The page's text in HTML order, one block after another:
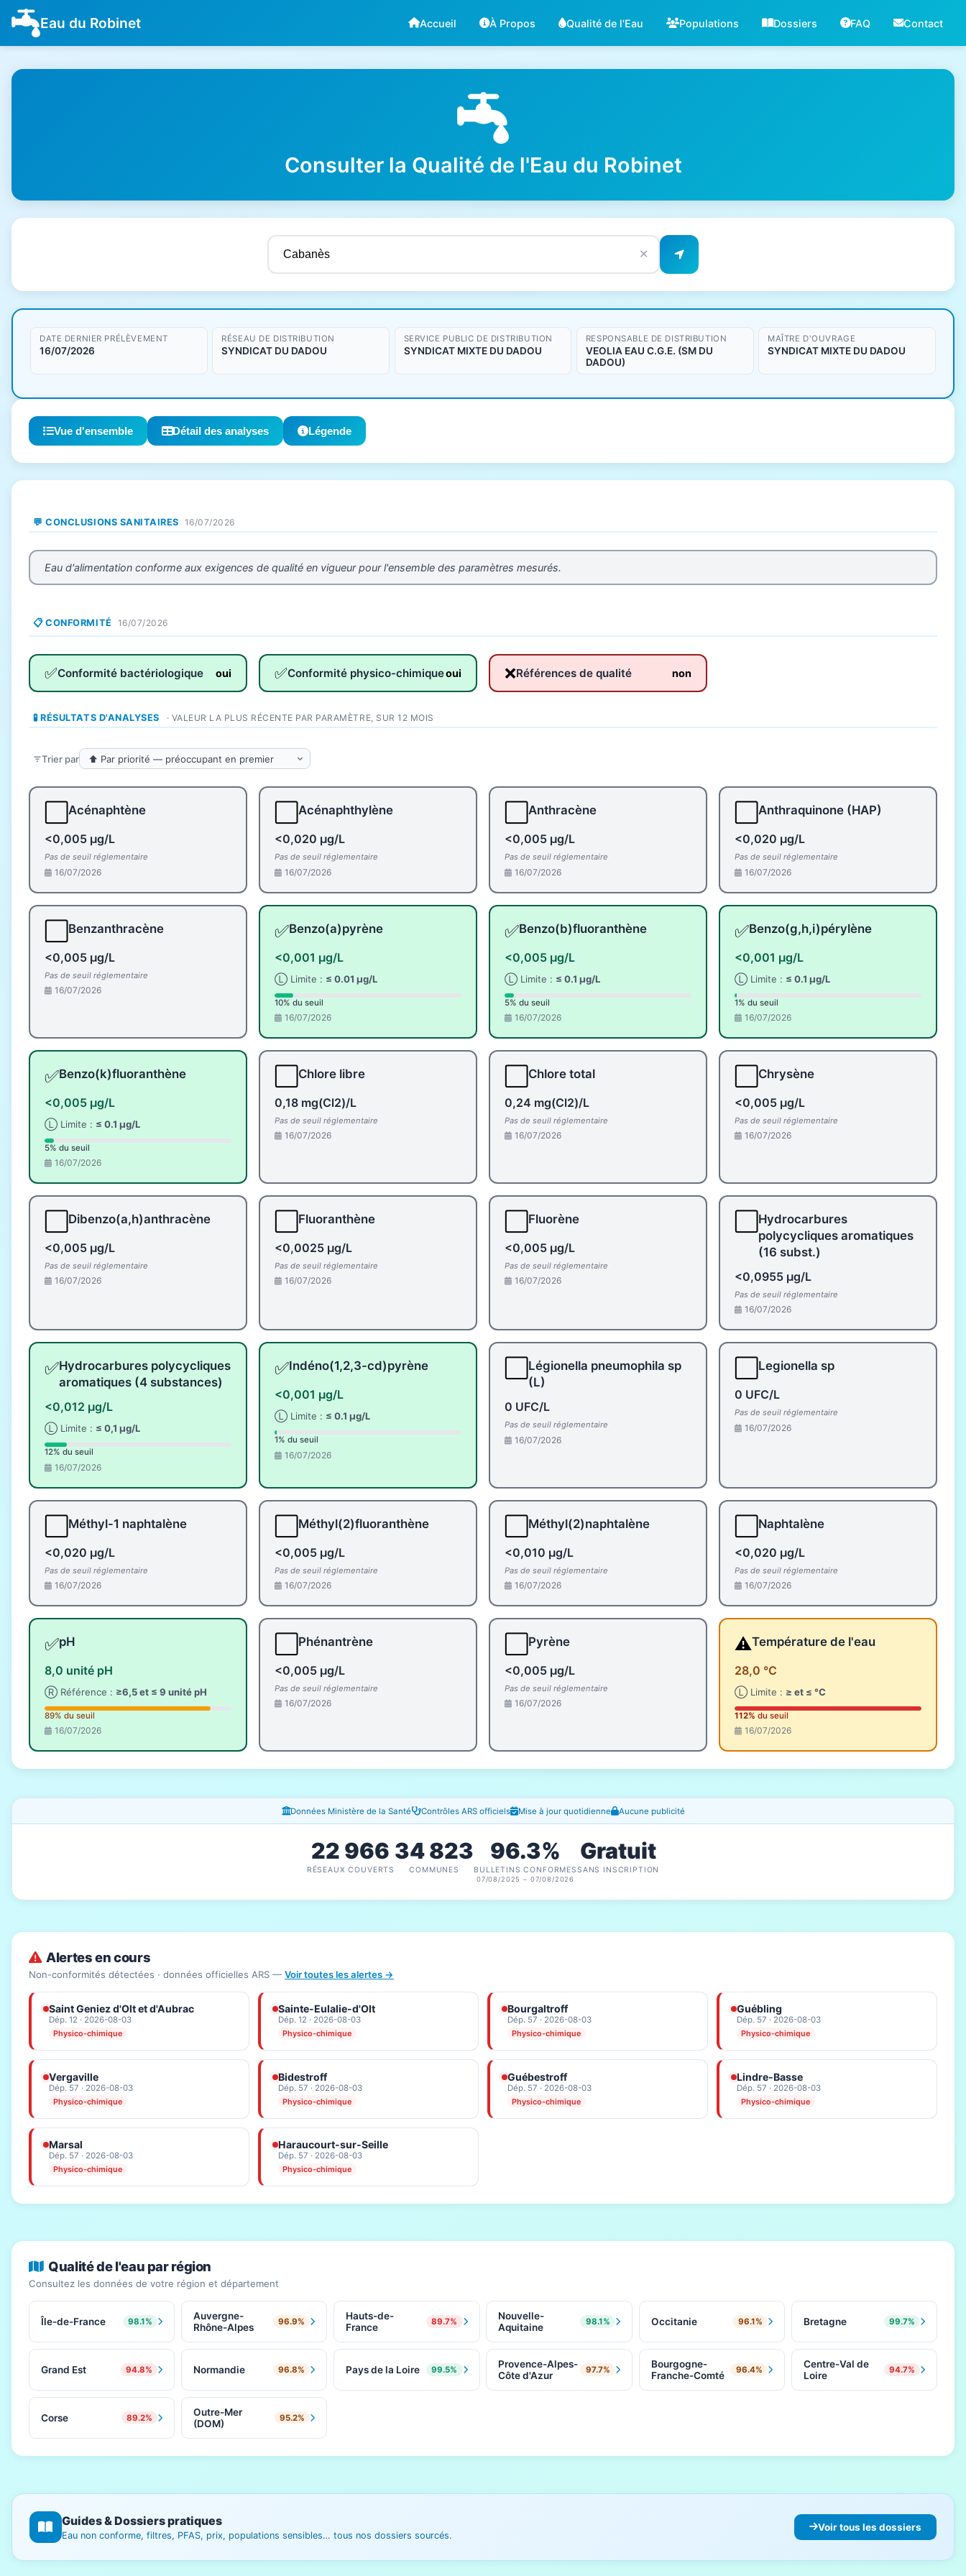
Eau du Robinet Accueil À Propos Qualité de l'Eau Populations Dossiers FAQ Contact
Consulter la Qualité de l'Eau du Robinet
✕
Résultats de qualité de l'eau
DATE DERNIER PRÉLÈVEMENT
16/07/2026
RÉSEAU DE DISTRIBUTION
SYNDICAT DU DADOU
SERVICE PUBLIC DE DISTRIBUTION
SYNDICAT MIXTE DU DADOU
RESPONSABLE DE DISTRIBUTION
VEOLIA EAU C.G.E. (SM DU
DADOU)
MAÎTRE D'OUVRAGE
SYNDICAT MIXTE DU DADOU
Vue d'ensemble Détail des analyses Légende
💬 CONCLUSIONS SANITAIRES 16/07/2026
Eau d'alimentation conforme aux exigences de qualité en vigueur pour l'ensemble des paramètres mesurés.
📋 CONFORMITÉ 16/07/2026
✅Conformité bactériologique oui ✅Conformité physico-chimiqueoui ❌Références de qualité non
🧪 RÉSULTATS D'ANALYSES · VALEUR LA PLUS RÉCENTE PAR PARAMÈTRE, SUR 12 MOIS
Trier par
Acénaphtène
<0,005 µg/L
Pas de seuil réglementaire
16/07/2026
Acénaphthylène
<0,020 µg/L
Pas de seuil réglementaire
16/07/2026
Anthracène
<0,005 µg/L
Pas de seuil réglementaire
16/07/2026
Anthraquinone (HAP)
<0,020 µg/L
Pas de seuil réglementaire
16/07/2026
Benzanthracène
<0,005 µg/L
Pas de seuil réglementaire
16/07/2026
✅Benzo(a)pyrène
<0,001 µg/L
Ⓛ Limite : ≤ 0.01 µg/L
10% du seuil
16/07/2026
✅Benzo(b)fluoranthène
<0,005 µg/L
Ⓛ Limite : ≤ 0.1 µg/L
5% du seuil
16/07/2026
✅Benzo(g,h,i)pérylène
<0,001 µg/L
Ⓛ Limite : ≤ 0.1 µg/L
1% du seuil
16/07/2026
✅Benzo(k)fluoranthène
<0,005 µg/L
Ⓛ Limite : ≤ 0.1 µg/L
5% du seuil
16/07/2026
Chlore libre
0,18 mg(Cl2)/L
Pas de seuil réglementaire
16/07/2026
Chlore total
0,24 mg(Cl2)/L
Pas de seuil réglementaire
16/07/2026
Chrysène
<0,005 µg/L
Pas de seuil réglementaire
16/07/2026
Dibenzo(a,h)anthracène
<0,005 µg/L
Pas de seuil réglementaire
16/07/2026
Fluoranthène
<0,0025 µg/L
Pas de seuil réglementaire
16/07/2026
Fluorène
<0,005 µg/L
Pas de seuil réglementaire
16/07/2026
Hydrocarbures
polycycliques aromatiques
(16 subst.)
<0,0955 µg/L
Pas de seuil réglementaire
16/07/2026
✅Hydrocarbures polycycliques
aromatiques (4 substances)
<0,012 µg/L
Ⓛ Limite : ≤ 0,1 µg/L
12% du seuil
16/07/2026
✅Indéno(1,2,3-cd)pyrène
<0,001 µg/L
Ⓛ Limite : ≤ 0.1 µg/L
1% du seuil
16/07/2026
Légionella pneumophila sp
(L)
0 UFC/L
Pas de seuil réglementaire
16/07/2026
Legionella sp
0 UFC/L
Pas de seuil réglementaire
16/07/2026
Méthyl-1 naphtalène
<0,020 µg/L
Pas de seuil réglementaire
16/07/2026
Méthyl(2)fluoranthène
<0,005 µg/L
Pas de seuil réglementaire
16/07/2026
Méthyl(2)naphtalène
<0,010 µg/L
Pas de seuil réglementaire
16/07/2026
Naphtalène
<0,020 µg/L
Pas de seuil réglementaire
16/07/2026
✅pH
8,0 unité pH
Ⓡ Référence : ≥6,5 et ≤ 9 unité pH
89% du seuil
16/07/2026
Phénantrène
<0,005 µg/L
Pas de seuil réglementaire
16/07/2026
Pyrène
<0,005 µg/L
Pas de seuil réglementaire
16/07/2026
⚠️Température de l'eau
28,0 °C
Ⓛ Limite : ≥ et ≤ °C
112% du seuil
16/07/2026
Fenêtres d'information Données Ministère de la Santé Contrôles ARS officiels Mise à jour quotidienne Aucune publicité
22 966
RÉSEAUX COUVERTS
34 823
COMMUNES
96.3%
BULLETINS CONFORMES
07/08/2025 – 07/08/2026
Gratuit
SANS INSCRIPTION
Alertes en cours
Non-conformités détectées · données officielles ARS — Voir toutes les alertes →
Saint Geniez d'Olt et d'Aubrac
Dép. 12 · 2026-08-03
Physico-chimique
Sainte-Eulalie-d'Olt
Dép. 12 · 2026-08-03
Physico-chimique
Bourgaltroff
Dép. 57 · 2026-08-03
Physico-chimique
Guébling
Dép. 57 · 2026-08-03
Physico-chimique
Vergaville
Dép. 57 · 2026-08-03
Physico-chimique
Bidestroff
Dép. 57 · 2026-08-03
Physico-chimique
Guébestroff
Dép. 57 · 2026-08-03
Physico-chimique
Lindre-Basse
Dép. 57 · 2026-08-03
Physico-chimique
Marsal
Dép. 57 · 2026-08-03
Physico-chimique
Haraucourt-sur-Seille
Dép. 57 · 2026-08-03
Physico-chimique
Qualité de l'eau par région
Consultez les données de votre région et département
Île-de-France 98.1%
Auvergne-
Rhône-Alpes
96.9%
Hauts-de-
France
89.7%
Nouvelle-
Aquitaine
98.1% Occitanie 96.1% Bretagne 99.7%
Grand Est 94.8% Normandie 96.8% Pays de la Loire 99.5%
Provence-Alpes-
Côte d'Azur
97.7%
Bourgogne-
Franche-Comté
96.4%
Centre-Val de
Loire
94.7%
Corse 89.2%
Outre-Mer
(DOM)
95.2%
Guides & Dossiers pratiques
Eau non conforme, filtres, PFAS, prix, populations sensibles… tous nos dossiers sourcés.
Voir tous les dossiers